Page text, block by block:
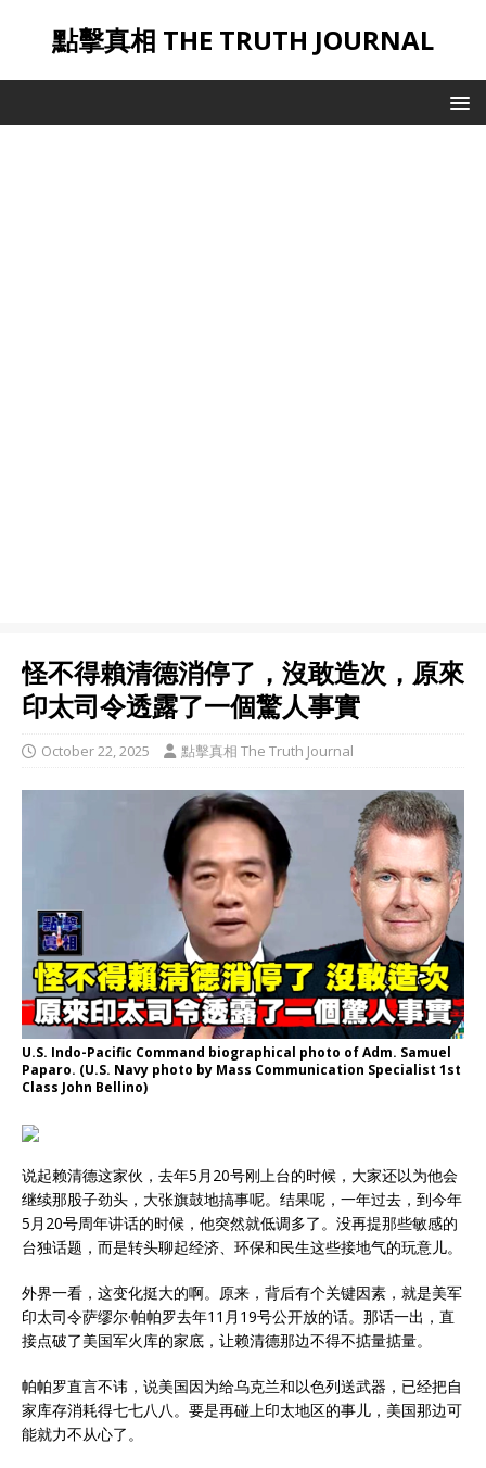
點擊真相 THE TRUTH JOURNAL
怪不得賴清德消停了，沒敢造次，原來
印太司令透露了一個驚人事實
October 22, 2025 點擊真相 The Truth Journal
U.S. Indo-Pacific Command biographical photo of Adm. Samuel
Paparo. (U.S. Navy photo by Mass Communication Specialist 1st
Class John Bellino)
说起赖清德这家伙，去年5月20号刚上台的时候，大家还以为他会
继续那股子劲头，大张旗鼓地搞事呢。结果呢，一年过去，到今年
5月20号周年讲话的时候，他突然就低调多了。没再提那些敏感的
台独话题，而是转头聊起经济、环保和民生这些接地气的玩意儿。
外界一看，这变化挺大的啊。原来，背后有个关键因素，就是美军
印太司令萨缪尔·帕帕罗去年11月19号公开放的话。那话一出，直
接点破了美国军火库的家底，让赖清德那边不得不掂量掂量。
帕帕罗直言不讳，说美国因为给乌克兰和以色列送武器，已经把自
家库存消耗得七七八八。要是再碰上印太地区的事儿，美国那边可
能就力不从心了。